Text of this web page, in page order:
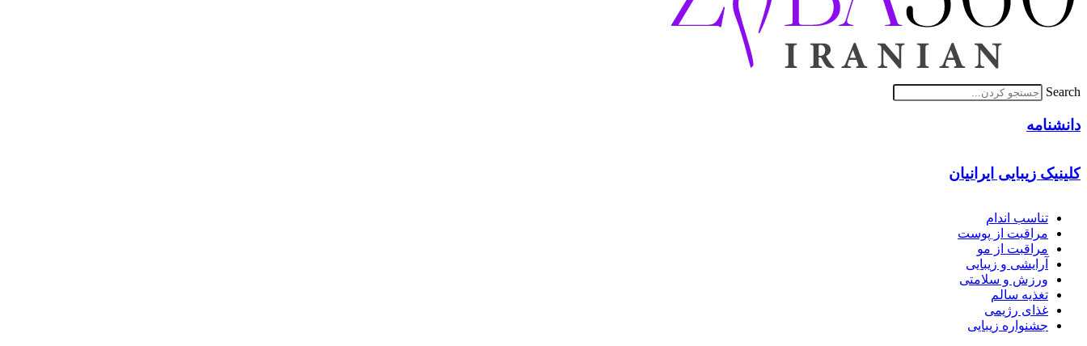
Search
دانشنامه
کلینیک زیبایی ایرانیان
تناسب اندام
مراقبت از پوست
مراقبت از مو
آرایشی و زیبایی
ورزش و سلامتی
تغذیه سالم
غذای رژیمی
جشنواره زیبایی